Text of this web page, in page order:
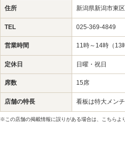
住所 新潟県新潟市東
TEL 025-369-4849
営業時間 11時～14時（13
定休日 日曜・祝日
席数 15席
店舗の特長 看板は特大メン
※この店舗の掲載情報に誤りがある場合は、こちらよ